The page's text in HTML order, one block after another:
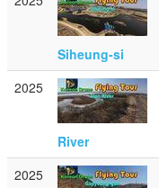
Siheung-si
2025
River
2025